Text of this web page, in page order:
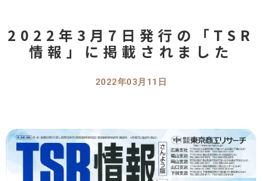
2022年3月7日発行の「TSR
情報」に掲載されました
2022年03月11日